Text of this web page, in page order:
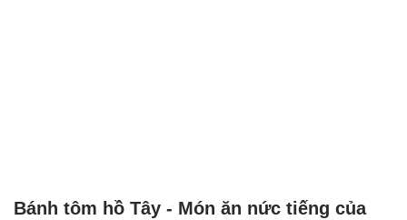
Bánh tôm hồ Tây - Món ăn nức tiếng của